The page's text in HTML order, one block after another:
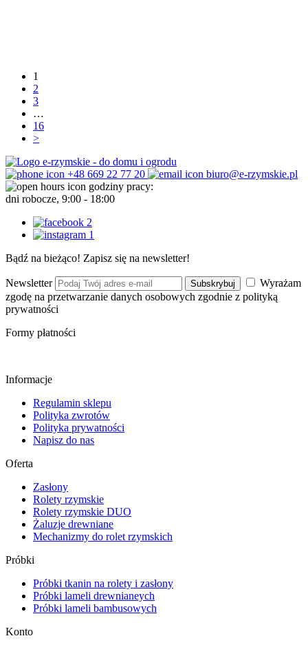
1
2
3
…
16
>
+48 669 22 77 20
biuro@e-rzymskie.pl
godziny pracy:
dni robocze, 9:00 - 18:00
Bądź na bieżąco! Zapisz się na newsletter!
Newsletter Subskrybuj
Wyrażam
zgodę na przetwarzanie danych osobowych zgodnie z polityką
prywatności
Formy płatności
Informacje
Regulamin sklepu
Polityka zwrotów
Polityka prywatności
Napisz do nas
Oferta
Zasłony
Rolety rzymskie
Rolety rzymskie DUO
Żaluzje drewniane
Mechanizmy do rolet rzymskich
Próbki
Próbki tkanin na rolety i zasłony
Próbki lameli drewnianeych
Próbki lameli bambusowych
Konto